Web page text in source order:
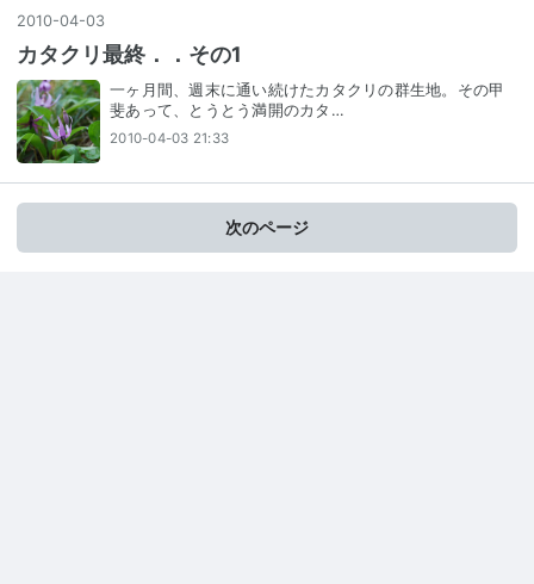
2010-04-03
カタクリ最終．．その1
一ヶ月間、週末に通い続けたカタクリの群生地。その甲
斐あって、とうとう満開のカタ…
2010-04-03 21:33
次のページ